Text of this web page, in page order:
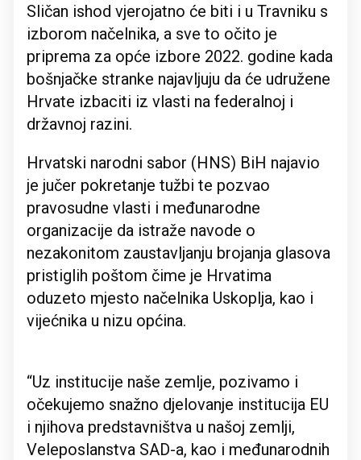
Sličan ishod vjerojatno će biti i u Travniku s
izborom načelnika, a sve to očito je
priprema za opće izbore 2022. godine kada
bošnjačke stranke najavljuju da će udružene
Hrvate izbaciti iz vlasti na federalnoj i
državnoj razini.
Hrvatski narodni sabor (HNS) BiH najavio
je jučer pokretanje tužbi te pozvao
pravosudne vlasti i međunarodne
organizacije da istraže navode o
nezakonitom zaustavljanju brojanja glasova
pristiglih poštom čime je Hrvatima
oduzeto mjesto načelnika Uskoplja, kao i
vijećnika u nizu općina.
“Uz institucije naše zemlje, pozivamo i
očekujemo snažno djelovanje institucija EU
i njihova predstavništva u našoj zemlji,
Veleposlanstva SAD-a, kao i međunarodnih